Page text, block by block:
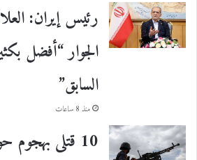
رئيس إيران:
الجوار “أفضل
السابق”
منذ 8 ساعات
10 قتلى